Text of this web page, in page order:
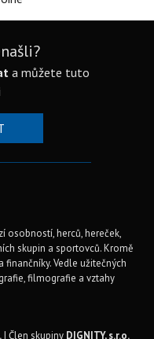
a můžete tuto
osobností, herců, hereček,
skupin a sportovců. Kromě
Vedle užitečných
filmografie a vztahy
| Člen skupiny DIGNITY, s.r.o.